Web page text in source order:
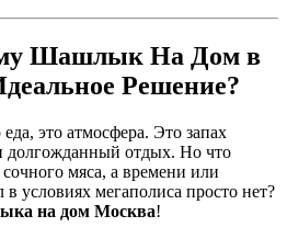
Шашлык На Дом в
Решение?
это атмосфера. Это запах
долгожданный отдых. Но что
сочного мяса, а времени или
условиях мегаполиса просто нет?
на дом Москва!